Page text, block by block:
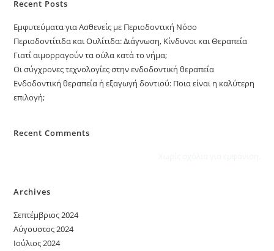
Recent Posts
Εμφυτεύματα για Ασθενείς με Περιοδοντική Νόσο
Περιοδοντίτιδα και Ουλίτιδα: Διάγνωση, Κίνδυνοι και Θεραπεία
Γιατί αιμορραγούν τα ούλα κατά το νήμα;
Οι σύγχρονες τεχνολογίες στην ενδοδοντική θεραπεία
Ενδοδοντική θεραπεία ή εξαγωγή δοντιού: Ποια είναι η καλύτερη
επιλογή;
Recent Comments
Archives
Σεπτέμβριος 2024
Αύγουστος 2024
Ιούλιος 2024